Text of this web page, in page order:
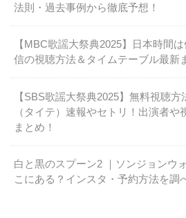
法則・過去事例から徹底予想！
【MBC歌謡大祭典2025】日本時間
信の視聴方法＆タイムテーブル最新
【SBS歌謡大祭典2025】無料視聴
（タイテ）速報やセトリ！出演者や
まとめ！
白と黒のスプーン2 ｜ソンジョンウ
こにある？インスタ・予約方法を調